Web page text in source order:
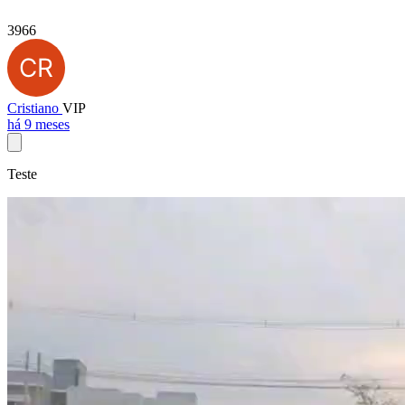
3966
Cristiano VIP
há 9 meses
Teste